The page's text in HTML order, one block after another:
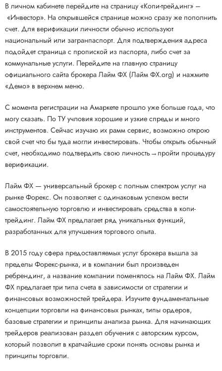
В личном кабинете перейдите на страницу «Копи-трейдинг» –
«Инвестор». На открывшейся странице можно сразу же пополнить
счет. Для верификации личности обычно используют
национальный или загранпаспорт. Для подтверждения адреса
подойдет страница с пропиской из паспорта, либо счет за
коммунальные услуги. Перейдите на главную страницу
официального сайта брокера Лайм ФХ (Лайм ФХ.org) и нажмите
«Демо» в верхнем меню.
С момента регистрации на Амаркете прошло уже больше года, что
могу сказать. По ТУ учловия хорошие и узкие спреды и много
инструментов. Сейчас изучаю их рамм сервис, возможно открою
свой счет что бы туда могли инвестировать. Чтобы открыть обычный
счет, необходимо подтвердить свою личность→пройти процедуру
верификации.
Лайм ФХ — универсальный брокер с полным спектром услуг на
рынке Форекс. Он позволяет с одинаковым успехом вести
самостоятельную торговлю и инвестировать средства в копи-
трейдинг. Лайм ФХ предлагает ряд уникальных функций,
разработанных для улучшения торгового опыта.
В 2015 году сфера предоставляемых услуг брокера вышла за
пределы Форекс-рынка, и в компании был произведен
ребрендинг, а название компании поменялось на Лайм ФХ. Лайм
ФХ предлагает три типа счета в зависимости от стратегии и
финансовых возможностей трейдера. Изучите фундаментальные
концепции торговли на финансовых рынках, типы ордеров,
базовые стратегии и принципы анализа рынка. Для начинающих
трейдеров реализован раздел обучения с авторским курсом,
который позволит в кратчайшие сроки понять основы рынка и
принципы торговли.